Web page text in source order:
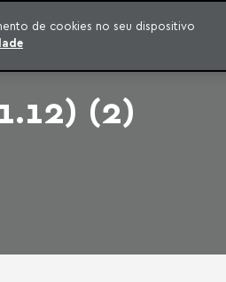
SÉRIES PUBLICAÇÕES
(2)
de cookies no seu dispositivo